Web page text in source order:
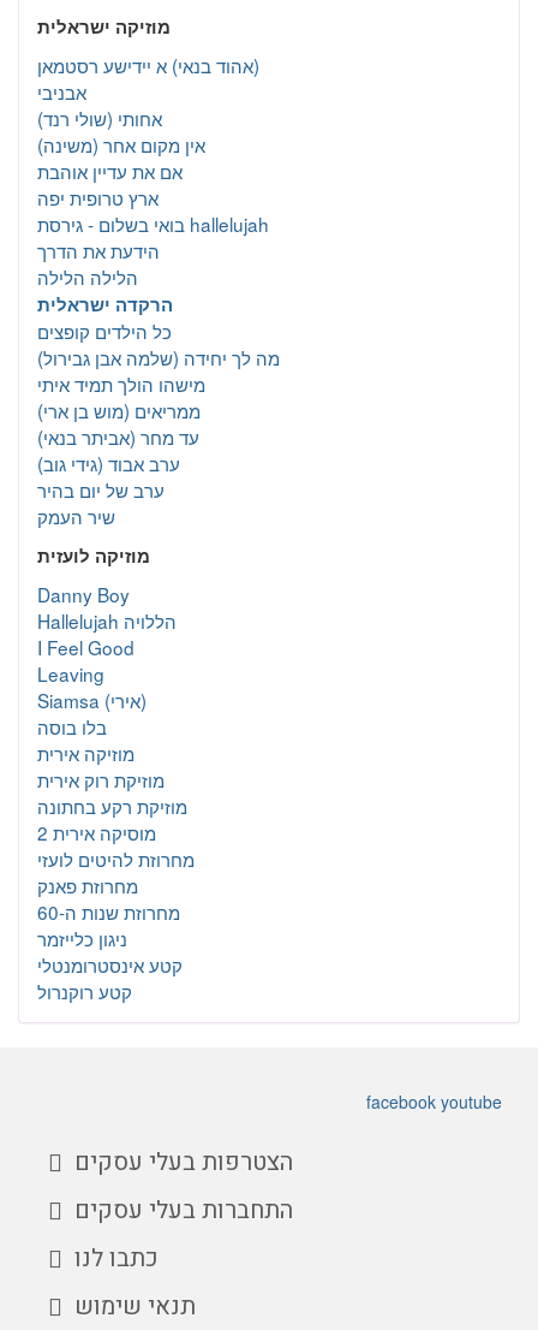
מוזיקה ישראלית
א יידישע רסטמאן‎ (אהוד בנאי)
אבניבי
אחותי (שולי רנד)
אין מקום אחר (משינה)
אם את עדיין אוהבת
ארץ טרופית יפה
בואי בשלום - גירסת hallelujah
הידעת את הדרך
הלילה הלילה
הרקדה ישראלית
כל הילדים קופצים
מה לך יחידה (שלמה אבן גבירול)
מישהו הולך תמיד איתי
ממריאים (מוש בן ארי)
עד מחר (אביתר בנאי)
ערב אבוד (גידי גוב)
ערב של יום בהיר
שיר העמק
מוזיקה לועזית
Danny Boy
Hallelujah הללויה
I Feel Good
Leaving
Siamsa (אירי)
בלו בוסה
מוזיקה אירית
מוזיקת רוק אירית
מוזיקת רקע בחתונה
מוסיקה אירית 2
מחרוזת להיטים לועזי
מחרוזת פאנק
מחרוזת שנות ה-60
ניגון כלייזמר
קטע אינסטרומנטלי
קטע רוקנרול
facebook youtube
הצטרפות בעלי עסקים
התחברות בעלי עסקים
כתבו לנו
תנאי שימוש